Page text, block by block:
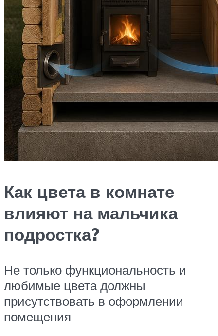
Как цвета в комнате
влияют на мальчика
подростка?
Не только функциональность и
любимые цвета должны
присутствовать в оформлении
помещения